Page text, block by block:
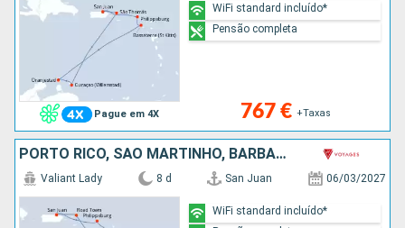
Pague em 4X 767 € +Taxas
WiFi standard incluído*
Pensão completa
PORTO RICO, SÃO MARTINHO, BARBADOS, SANTA LÚCIA, ANTÍGUA E BARBUDA, TORTOLA
Valiant Lady 8 d San Juan 06/03/2027
WiFi standard incluído*